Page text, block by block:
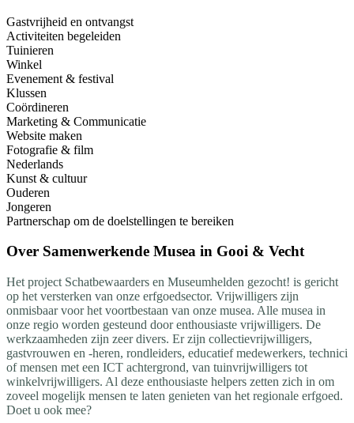
Gastvrijheid en ontvangst
Activiteiten begeleiden
Tuinieren
Winkel
Evenement & festival
Klussen
Coördineren
Marketing & Communicatie
Website maken
Fotografie & film
Nederlands
Kunst & cultuur
Ouderen
Jongeren
Partnerschap om de doelstellingen te bereiken
Over Samenwerkende Musea in Gooi & Vecht
Het project Schatbewaarders en Museumhelden gezocht! is gericht
op het versterken van onze erfgoedsector. Vrijwilligers zijn
onmisbaar voor het voortbestaan van onze musea. Alle musea in
onze regio worden gesteund door enthousiaste vrijwilligers. De
werkzaamheden zijn zeer divers. Er zijn collectievrijwilligers,
gastvrouwen en -heren, rondleiders, educatief medewerkers, technici
of mensen met een ICT achtergrond, van tuinvrijwilligers tot
winkelvrijwilligers. Al deze enthousiaste helpers zetten zich in om
zoveel mogelijk mensen te laten genieten van het regionale erfgoed.
Doet u ook mee?